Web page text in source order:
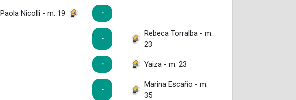
Paola Nicolli - m. 19 -
-
Rebeca Torralba - m.
23
- Yaiza - m. 23
-
Marina Escaño - m.
35